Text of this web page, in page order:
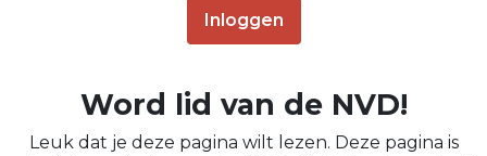
Inloggen
Word lid van de NVD!
Leuk dat je deze pagina wilt lezen. Deze pagina is